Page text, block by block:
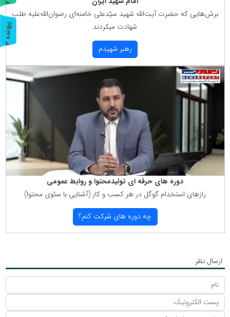
برش‌هایی كه حضرت آیت‌الله شهید سیّدعلی خامنه‌ای رضوان‌الله‌علیه طلب
شهادت میكردند
رهبر شهیدم
دوره های حرفه ای تولیدمحتوا و روابط عمومی
رازهای استخدام گوگل در هر كسب و كار (آشنایی با سئوی محتوا)
چه دوره های شركت كنم؟
ارسال نظر
ر
و
ن
د
ه
پ
ر
و
ن
د
ه
3